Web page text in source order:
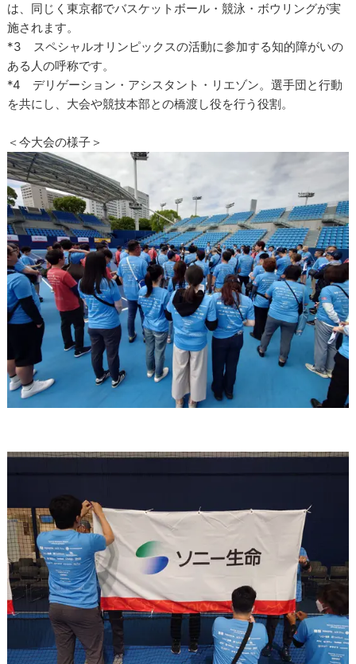
は、同じく東京都でバスケットボール・競泳・ボウリングが実
施されます。
*3 スペシャルオリンピックスの活動に参加する知的障がいの
ある人の呼称です。
*4 デリゲーション・アシスタント・リエゾン。選手団と行動
を共にし、大会や競技本部との橋渡し役を行う役割。
＜今大会の様子＞